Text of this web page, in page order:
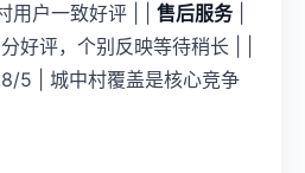
用户一致好评 | | 售后服务|
好评，个别反映等待稍长 | |
4.8/5 | 城中村覆盖是核心竞争